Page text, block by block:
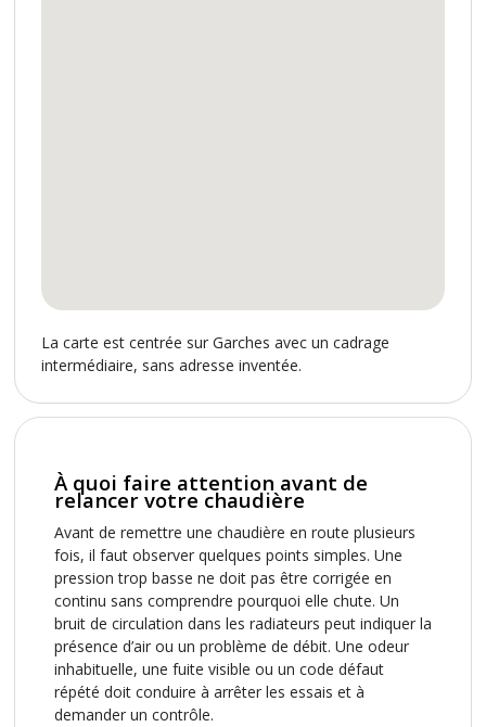
La carte est centrée sur Garches avec un cadrage
intermédiaire, sans adresse inventée.
À quoi faire attention avant de
relancer votre chaudière
Avant de remettre une chaudière en route plusieurs
fois, il faut observer quelques points simples. Une
pression trop basse ne doit pas être corrigée en
continu sans comprendre pourquoi elle chute. Un
bruit de circulation dans les radiateurs peut indiquer la
présence d’air ou un problème de débit. Une odeur
inhabituelle, une fuite visible ou un code défaut
répété doit conduire à arrêter les essais et à
demander un contrôle.